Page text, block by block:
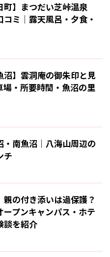
町】まつだい芝峠温泉
コミ｜露天風呂・夕食・
沼】雲洞庵の御朱印と見
場・所要時間・魚沼の里
・南魚沼｜八海山周辺の
チ
親の付き添いは過保護？
ープンキャンパス・ホテ
談を紹介